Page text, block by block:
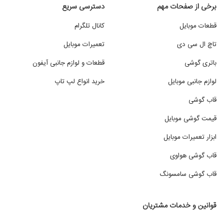
برخی از صفحات مهم
قطعات موبایل
تاچ ال سی دی
باتری گوشی
لوازم جانبی موبایل
قاب گوشی
قیمت گوشی موبایل
ابزار تعمیرات موبایل
قاب گوشی هواوی
قاب گوشی سامسونگ
دسترسی سریع
کانال تلگرام
تعمیرات موبایل
قطعات و لوازم جانبی آیفون
خرید انواع لپ تاپ
قوانین و خدمات مشتریان